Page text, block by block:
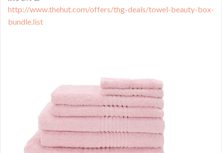
http://www.thehut.com/offers/thg-deals/towel-beauty-box-
bundle.list